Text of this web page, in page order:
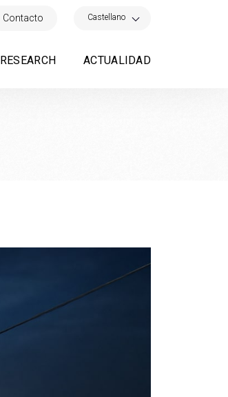
Contacto Castellano
RESEARCH ACTUALIDAD